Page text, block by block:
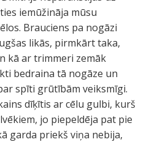
iemūžināja mūsu
Brauciens pa nogāzi
likās, pirmkārt taka,
kā ar trimmeri zemāk
bedraina tā nogāze un
spīti grūtībām veiksmīgi.
dīķītis ar cēlu gulbi, kurš
jo piepeldēja pat pie
garda priekš viņa nebija,